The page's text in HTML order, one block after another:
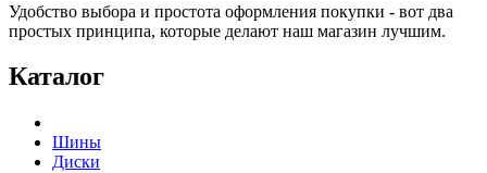
Удобство выбора и простота оформления покупки - вот два
простых принципа, которые делают наш магазин лучшим.
Каталог
Шины
Диски